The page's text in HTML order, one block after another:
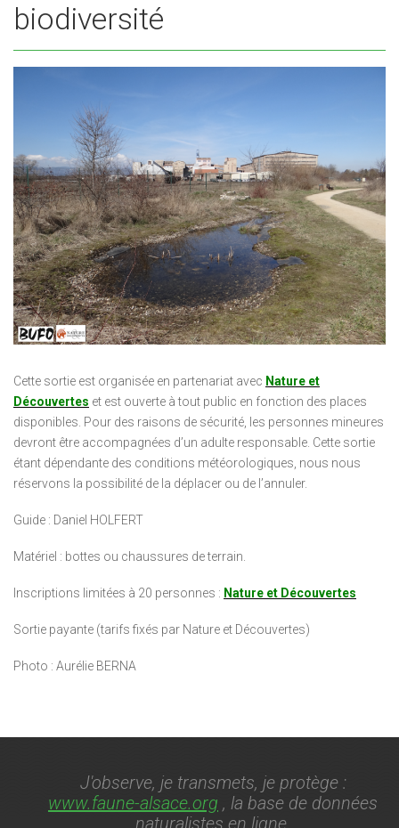
biodiversité
Cette sortie est organisée en partenariat avec Nature et
Découvertes et est ouverte à tout public en fonction des places
disponibles. Pour des raisons de sécurité, les personnes mineures
devront être accompagnées d’un adulte responsable. Cette sortie
étant dépendante des conditions météorologiques, nous nous
réservons la possibilité de la déplacer ou de l’annuler.
Guide : Daniel HOLFERT
Matériel : bottes ou chaussures de terrain.
Inscriptions limitées à 20 personnes : Nature et Découvertes
Sortie payante (tarifs fixés par Nature et Découvertes)
Photo : Aurélie BERNA
J'observe, je transmets, je protège :
www.faune-alsace.org , la base de données
naturalistes en ligne.